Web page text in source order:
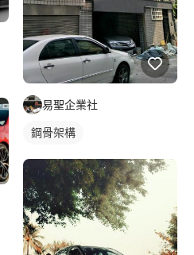
易聖企業社
鋼骨架構